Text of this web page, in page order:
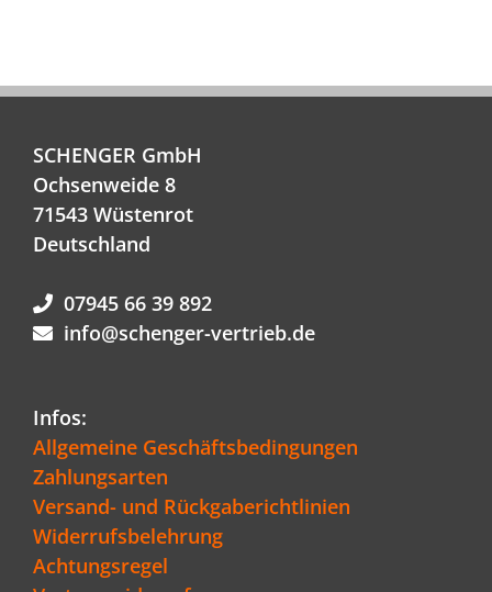
SCHENGER GmbH
Ochsenweide 8
71543 Wüstenrot
Deutschland
07945 66 39 892
info@schenger-vertrieb.de
Infos:
Allgemeine Geschäftsbedingungen
Zahlungsarten
Versand- und Rückgaberichtlinien
Widerrufsbelehrung
Achtungsregel